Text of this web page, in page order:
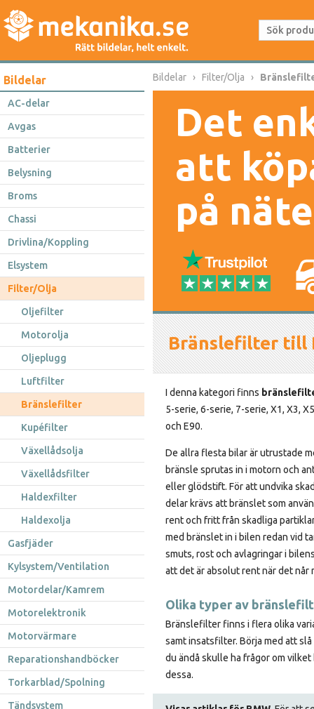
Bildelar
AC-delar
Avgas
Batterier
Belysning
Broms
Chassi
Drivlina/Koppling
Elsystem
Filter/Olja
Oljefilter
Motorolja
Oljeplugg
Luftfilter
Bränslefilter
Kupéfilter
Växellådsolja
Växellådsfilter
Haldexfilter
Haldexolja
Gasfjäder
Kylsystem/Ventilation
Motordelar/Kamrem
Motorelektronik
Motorvärmare
Reparationshandböcker
Torkarblad/Spolning
Tändsystem
Bildelar Filter/Olja
Det
att
på
Bränslefilter till
I denna kategori finns
5-serie, 6-serie, 7-serie, X1, X3,
och E90.
De allra flesta bilar är utrustade
bränsle sprutas in i motorn och
eller glödstift. För att undvika
delar krävs att bränslet som
rent och fritt från skadliga
med bränslet in i bilen redan vid
smuts, rost och avlagringar i
att det är absolut rent när det når
Olika typer av
Bränslefilter finns i flera olika
samt insatsfilter. Börja med att
du ändå skulle ha frågor om
dessa.